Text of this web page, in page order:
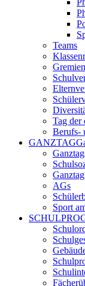
Teams
Gremien
Tag der
Berufs-
GANZTAG
AGs
Sport